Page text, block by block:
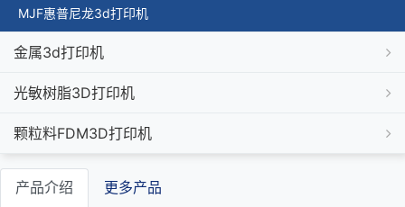
MJF惠普尼龙3d打印机
金属3d打印机
光敏树脂3D打印机
颗粒料FDM3D打印机
产品介绍 更多产品